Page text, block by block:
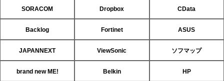
SORACOM Dropbox CData
Backlog Fortinet ASUS
JAPANNEXT ViewSonic ソフマップ
brand new ME! Belkin HP